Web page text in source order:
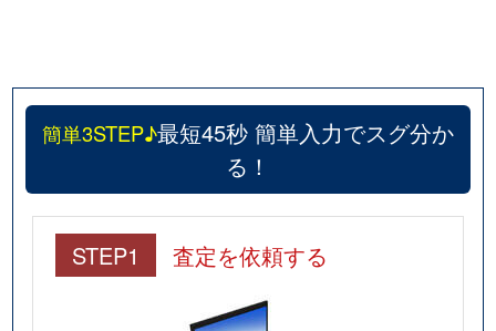
簡単3STEP♪最短45秒 簡単入力でスグ分か
る！
STEP1 査定を依頼する